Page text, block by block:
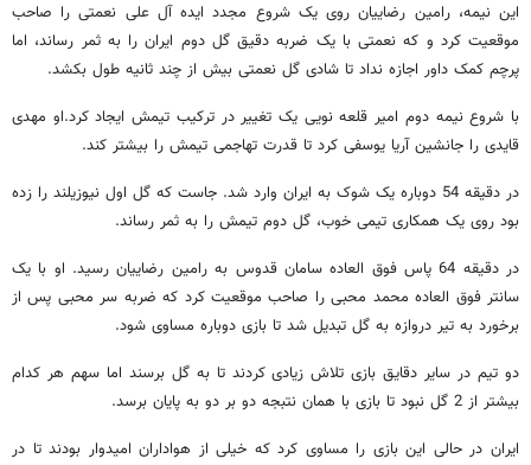
این نیمه، رامین رضاییان روی یک شروع مجدد ایده آل علی نعمتی را صاحب
موقعیت کرد و که نعمتی با یک ضربه دقیق گل دوم ایران را به ثمر رساند، اما
پرچم کمک داور اجازه نداد تا شادی گل نعمتی بیش از چند ثانیه طول بکشد.
با شروع نیمه دوم امیر قلعه نویی یک تغییر در ترکیب تیمش ایجاد کرد.او مهدی
قایدی را جانشین آریا یوسفی کرد تا قدرت تهاجمی تیمش را بیشتر کند.
در دقیقه 54 دوباره یک شوک به ایران وارد شد. جاست که گل اول نیوزیلند را زده
بود روی یک همکاری تیمی خوب، گل دوم تیمش را به ثمر رساند.
در دقیقه 64 پاس فوق العاده سامان قدوس به رامین رضاییان رسید. او با یک
سانتر فوق العاده محمد محبی را صاحب موقعیت کرد که ضربه سر محبی پس از
برخورد به تیر دروازه به گل تبدیل شد تا بازی دوباره مساوی شود.
دو تیم در سایر دقایق بازی تلاش زیادی کردند تا به گل برسند اما سهم هر کدام
بیشتر از 2 گل نبود تا بازی با همان نتبجه دو بر دو به پایان برسد.
ایران در حالی این بازی را مساوی کرد که خیلی از هواداران امیدوار بودند تا در